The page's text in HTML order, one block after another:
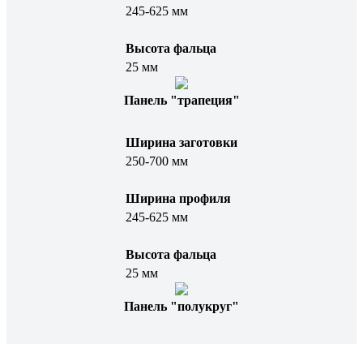
245-625 мм
Высота фальца
25 мм
Панель "трапеция"
Ширина заготовки
250-700 мм
Ширина профиля
245-625 мм
Высота фальца
25 мм
Панель "полукруг"